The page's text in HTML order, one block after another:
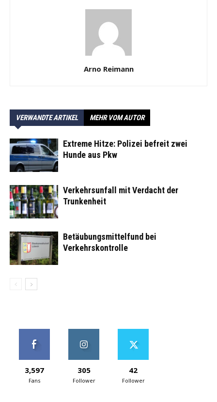
Arno Reimann
VERWANDTE ARTIKEL MEHR VOM AUTOR
Extreme Hitze: Polizei befreit zwei
Hunde aus Pkw
Verkehrsunfall mit Verdacht der
Trunkenheit
Betäubungsmittelfund bei
Verkehrskontrolle
3,597
Fans
305
Follower
42
Follower